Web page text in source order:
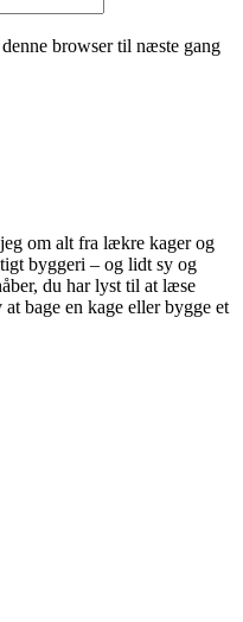
browser til næste gang
om alt fra lækre kager og
byggeri – og lidt sy og
du har lyst til at læse
bage en kage eller bygge et